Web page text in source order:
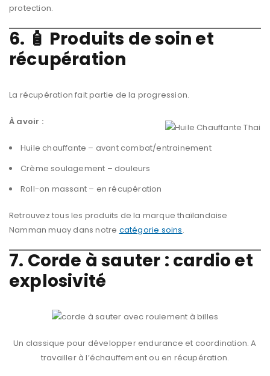
protection.
6. 🧴 Produits de soin et
récupération
La récupération fait partie de la progression.
À avoir :
Huile chauffante – avant combat/entrainement
Crème soulagement – douleurs
Roll-on massant – en récupération
Retrouvez tous les produits de la marque thaïlandaise
Namman muay dans notre catégorie soins.
7. Corde à sauter : cardio et
explosivité
Un classique pour développer endurance et coordination. A
travailler à l’échauffement ou en récupération.